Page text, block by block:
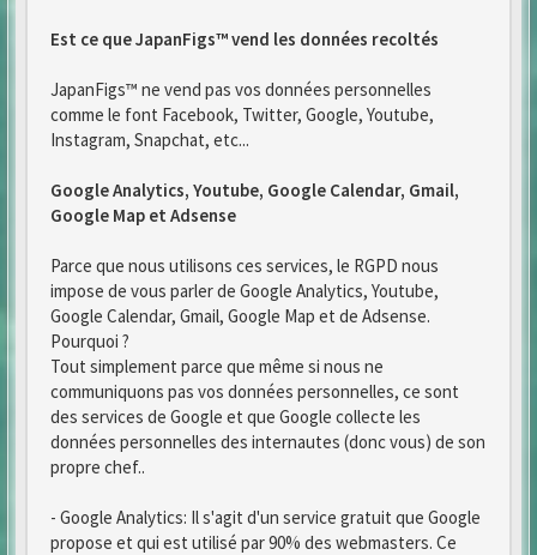
Est ce que JapanFigs™ vend les données recoltés
JapanFigs™ ne vend pas vos données personnelles
comme le font Facebook, Twitter, Google, Youtube,
Instagram, Snapchat, etc...
Google Analytics, Youtube, Google Calendar, Gmail,
Google Map et Adsense
Parce que nous utilisons ces services, le RGPD nous
impose de vous parler de Google Analytics, Youtube,
Google Calendar, Gmail, Google Map et de Adsense.
Pourquoi ?
Tout simplement parce que même si nous ne
communiquons pas vos données personnelles, ce sont
des services de Google et que Google collecte les
données personnelles des internautes (donc vous) de son
propre chef..
- Google Analytics: Il s'agit d'un service gratuit que Google
propose et qui est utilisé par 90% des webmasters. Ce